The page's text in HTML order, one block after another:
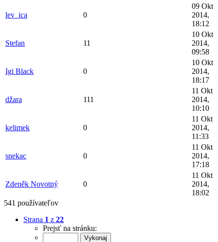
lev_ica 0
09 Okt
2014,
18:12
Stefan 11
10 Okt
2014,
09:58
Igi Black 0
10 Okt
2014,
18:17
džara 111
11 Okt
2014,
10:10
kelimek 0
11 Okt
2014,
11:33
snekac 0
11 Okt
2014,
17:18
Zdeněk Novotný 0
11 Okt
2014,
18:02
541 používateľov
Strana 1 z 22
Prejsť na stránku: